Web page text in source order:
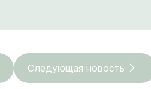
Следующая новость